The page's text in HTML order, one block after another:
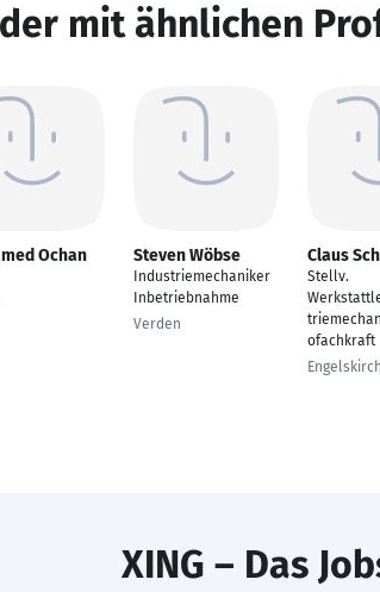
mit ähnlichen
Ochan Steven Wöbse
Industriemechaniker
Inbetriebnahme
Verden
Claus
Stellv.
ofachkraft
XING – Das